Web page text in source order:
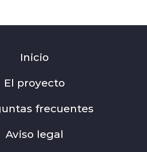
Inicio
El proyecto
frecuentes
Aviso legal